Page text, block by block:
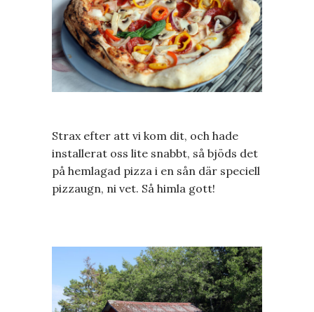
Strax efter att vi kom dit, och hade
installerat oss lite snabbt, så bjöds det
på hemlagad pizza i en sån där speciell
pizzaugn, ni vet. Så himla gott!